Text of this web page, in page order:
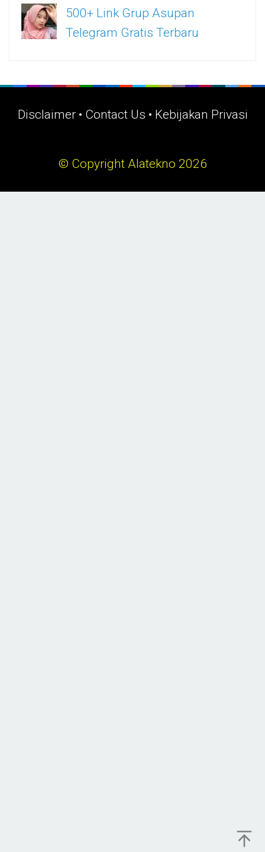
500+ Link Grup Asupan
Telegram Gratis Terbaru
Disclaimer• Contact Us • Kebijakan Privasi
© Copyright Alatekno 2026